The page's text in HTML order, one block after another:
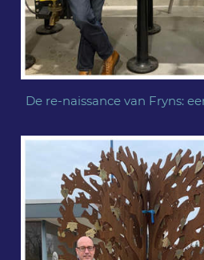
De re-naissance van Fryns: